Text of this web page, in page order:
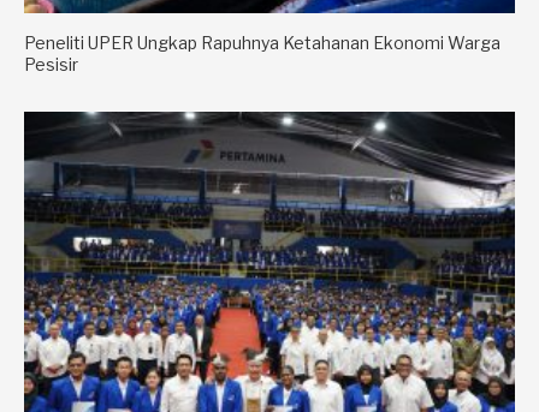
Peneliti UPER Ungkap Rapuhnya Ketahanan Ekonomi Warga
Pesisir